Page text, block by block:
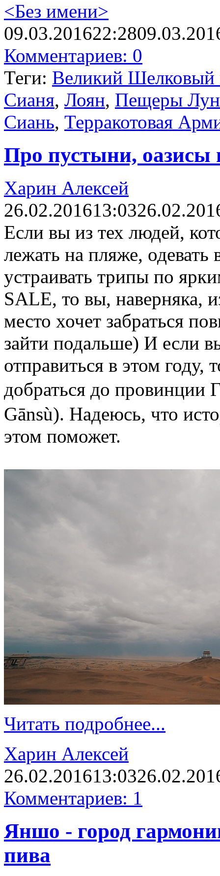
<Без имени>
09.03.201622:28
Комментариев: 0
Теги: Великий Шелковый
Сианя, Лоян, Пещеры
Сиань, Терракотовая
Про пустыни, оазисы
Харин Алексей
26.02.201613:03
Если вы из тех людей,
лежать на пляже,
устраивать трипы по
SALE, то вы, наверняка,
место хочет забраться
зайти подальше) И если
отправиться в этом году,
добраться до провинции
Gānsù). Надеюсь, что
этом поможет.
Читать подробнее...
Харин Алексей
26.02.201613:03
Комментариев: 1
Яншо - город
пива